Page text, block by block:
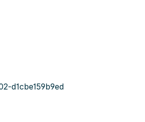
d1cbe159b9ed